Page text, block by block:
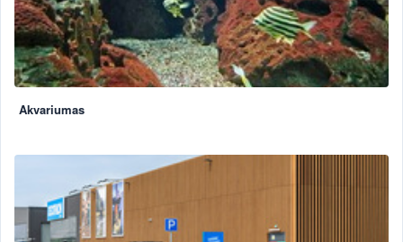
Akvariumas